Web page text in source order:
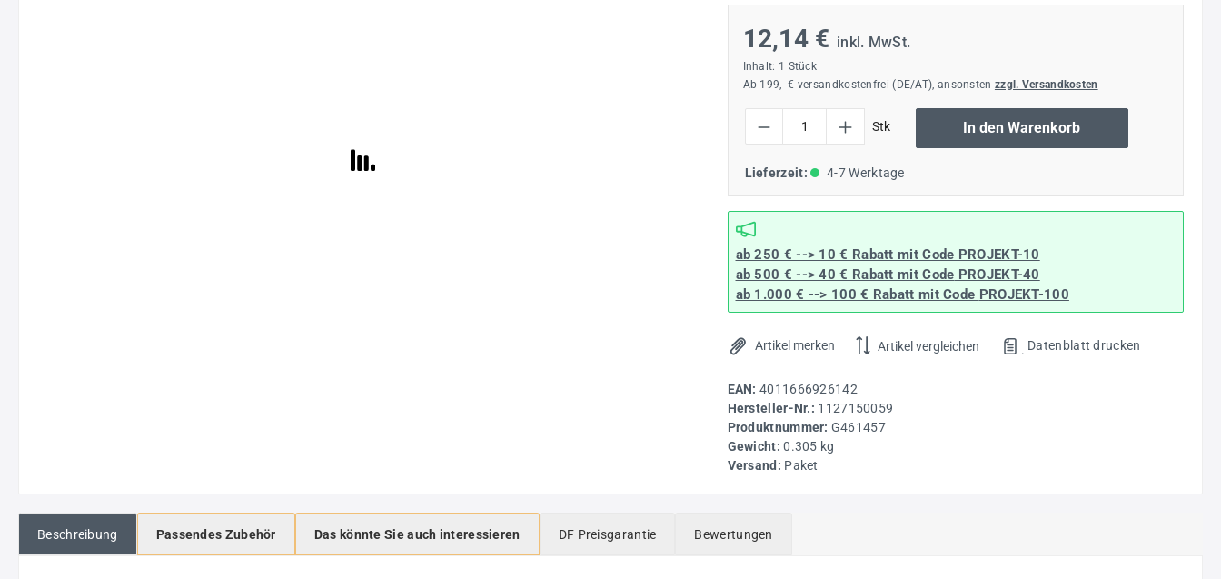
12,14 € inkl. MwSt.
Inhalt: 1 Stück
Ab 199,- € versandkostenfrei (DE/AT), ansonsten zzgl. Versandkosten
Stk In den Warenkorb
Lieferzeit: 4-7 Werktage
ab 250 € --> 10 € Rabatt mit Code PROJEKT-10
ab 500 € --> 40 € Rabattmit Code PROJEKT-40
ab 1.000 € --> 100 € Rabatt mit Code PROJEKT-100
Artikel merken Artikel vergleichen . Datenblatt drucken
EAN: 4011666926142
Hersteller-Nr.: 1127150059
Produktnummer: G461457
Gewicht:0.305 kg
Versand: Paket
Beschreibung Passendes Zubehör Das könnte Sie auch interessieren DF Preisgarantie Bewertungen